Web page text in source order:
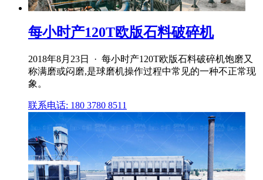
每小时产120T欧版石料破碎机
2018年8月23日 · 每小时产120T欧版石料破碎机饱磨又
称满磨或闷磨,是球磨机操作过程中常见的一种不正常现
象。
联系电话: 180 3780 8511